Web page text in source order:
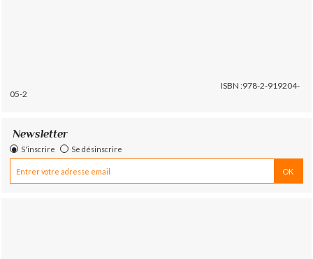
ISBN :978-2-919204-
05-2
Newsletter
S'inscrire Se désinscrire